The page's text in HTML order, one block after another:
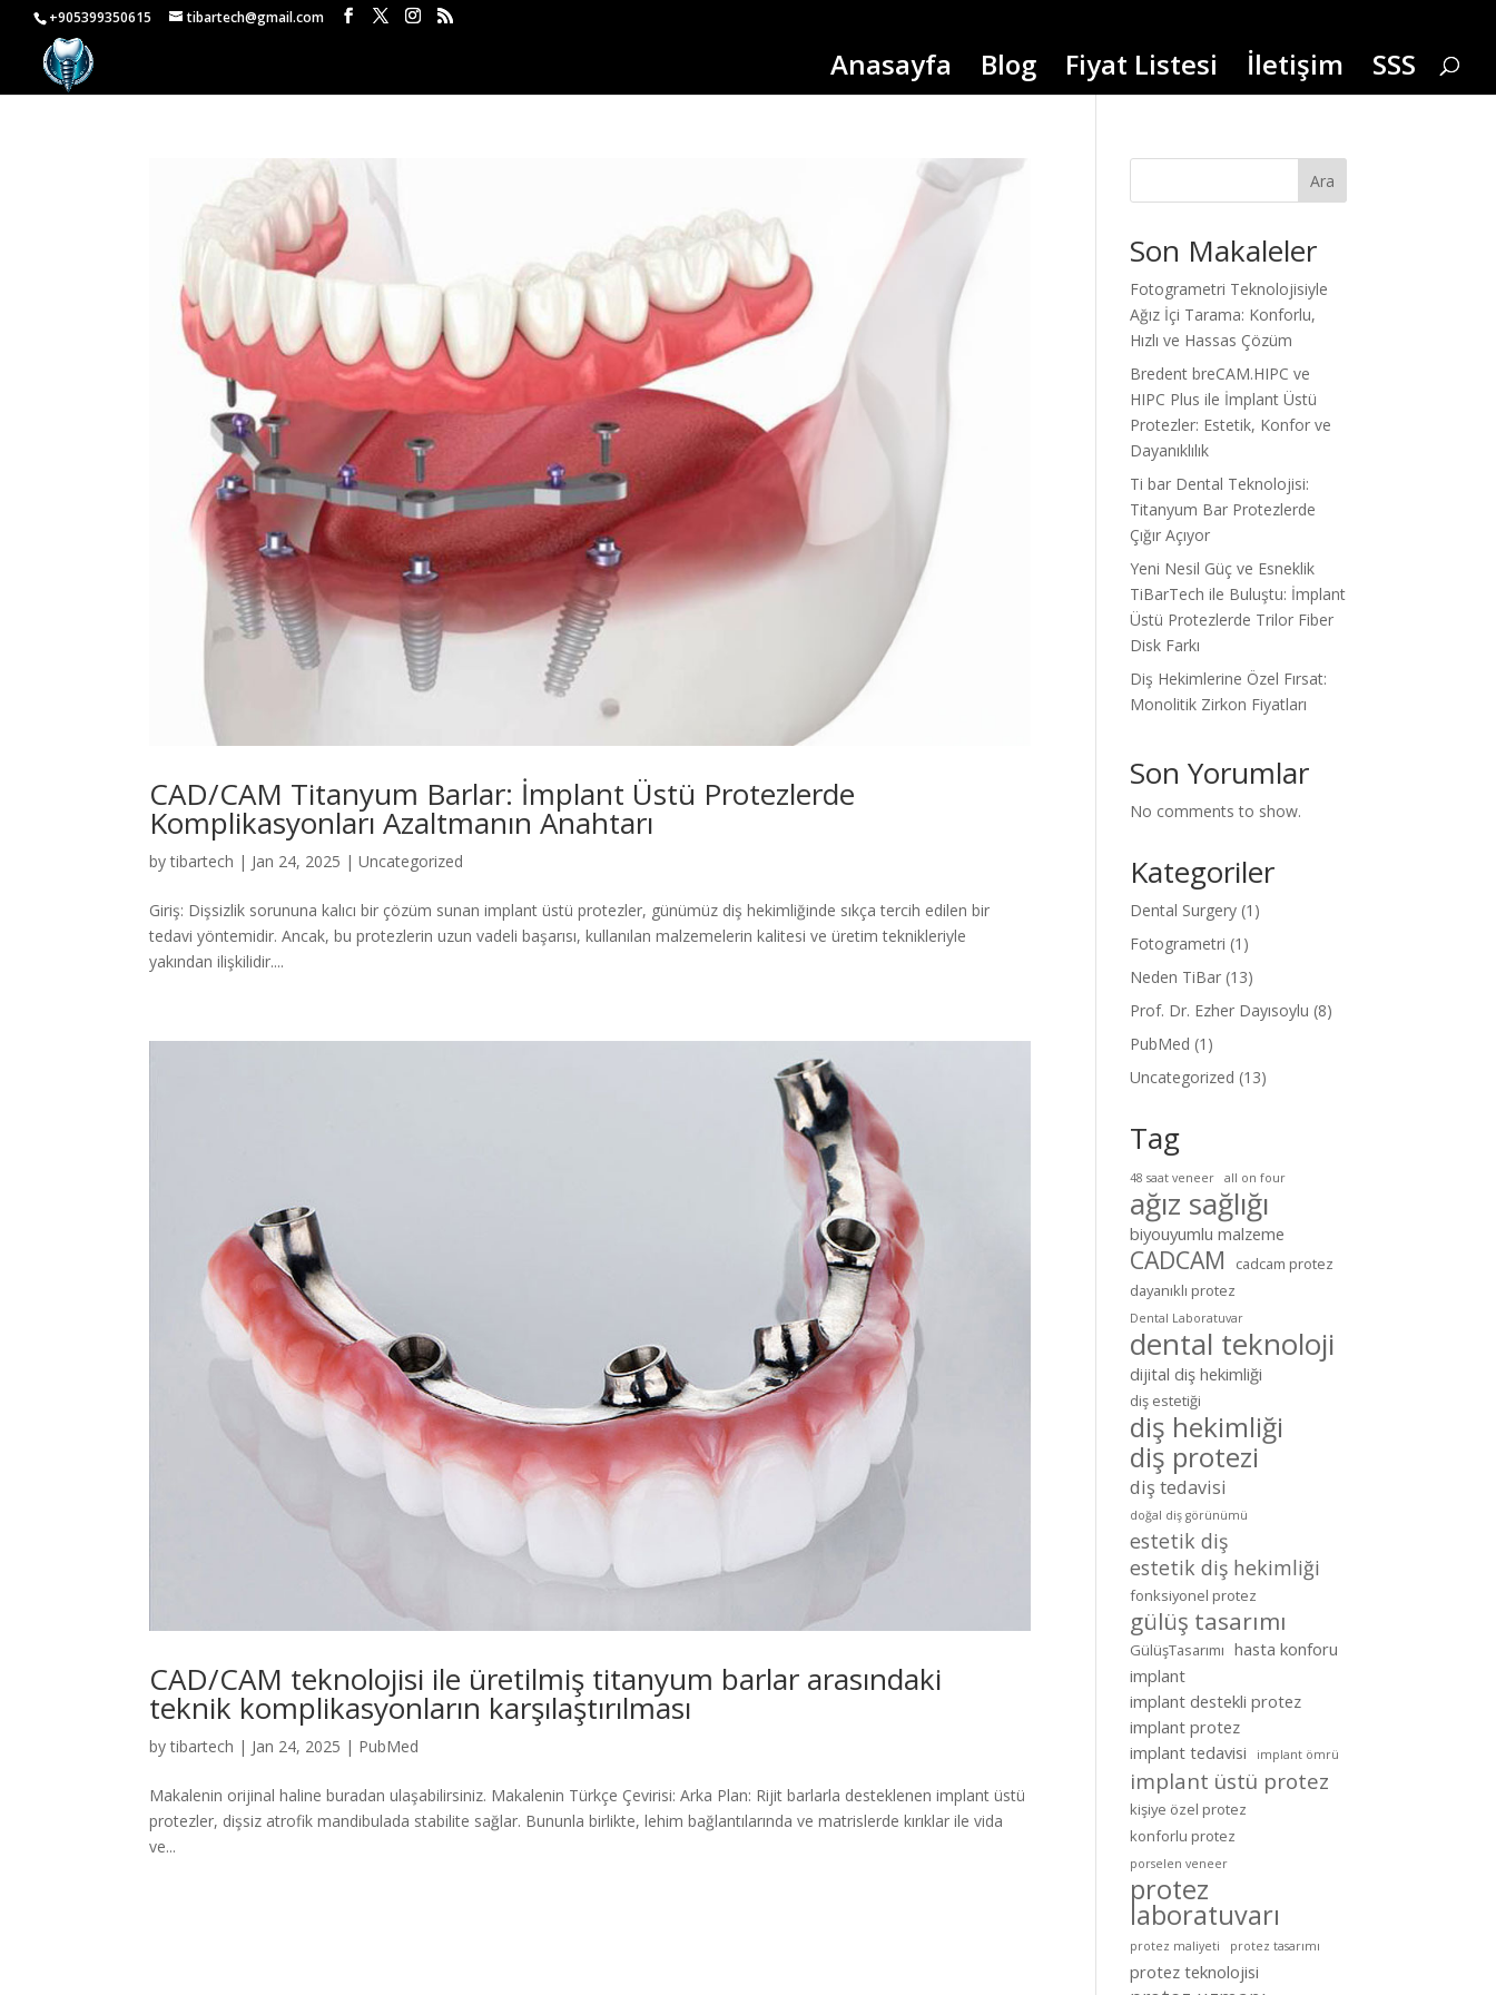
+905399350615 tibartech@gmail.com
Anasayfa Blog Fiyat Listesi İletişim SSS
CAD/CAM Titanyum Barlar: İmplant Üstü Protezlerde
Komplikasyonları Azaltmanın Anahtarı
bytibartech | Jan 24, 2025 |Uncategorized
Giriş: Dişsizlik sorununa kalıcı bir çözüm sunan implant üstü protezler, günümüz diş hekimliğinde sıkça tercih edilen bir
tedavi yöntemidir. Ancak, bu protezlerin uzun vadeli başarısı, kullanılan malzemelerin kalitesi ve üretim teknikleriyle
yakından ilişkilidir....
CAD/CAM teknolojisi ile üretilmiş titanyum barlar arasındaki
teknik komplikasyonların karşılaştırılması
bytibartech | Jan 24, 2025 | PubMed
Makalenin orijinal haline buradan ulaşabilirsiniz. Makalenin Türkçe Çevirisi: Arka Plan: Rijit barlarla desteklenen implant üstü
protezler, dişsiz atrofik mandibulada stabilite sağlar. Bununla birlikte, lehim bağlantılarında ve matrislerde kırıklar ile vida
ve...
Ara
Son Makaleler
Fotogrametri Teknolojisiyle
Ağız İçi Tarama: Konforlu,
Hızlı ve Hassas Çözüm
Bredent breCAM.HIPC ve
HIPC Plus ile İmplant Üstü
Protezler: Estetik, Konfor ve
Dayanıklılık
Ti bar Dental Teknolojisi:
Titanyum Bar Protezlerde
Çığır Açıyor
Yeni Nesil Güç ve Esneklik
TiBarTech ile Buluştu: İmplant
Üstü Protezlerde Trilor Fiber
Disk Farkı
Diş Hekimlerine Özel Fırsat:
Monolitik Zirkon Fiyatları
Son Yorumlar
No comments to show.
Kategoriler
Dental Surgery (1)
Fotogrametri (1)
Neden TiBar (13)
Prof. Dr. Ezher Dayısoylu (8)
PubMed (1)
Uncategorized (13)
Tag
48 saat veneer all on four
ağız sağlığı
biyouyumlu malzeme
CADCAM
cadcam protez
dayanıklı protez
Dental Laboratuvar
dental teknoloji
dijital diş hekimliği
diş estetiği
diş hekimliği
diş protezi
diş tedavisi
doğal diş görünümü
estetik diş
estetik diş hekimliği
fonksiyonel protez
gülüş tasarımı
GülüşTasarımı hasta konforu
implant
implant destekli protez
implant protez
implant tedavisi
implant ömrü
implant üstü protez
kişiye özel protez
konforlu protez
porselen veneer
protez
laboratuvarı
protez maliyeti protez tasarımı
protez teknolojisi